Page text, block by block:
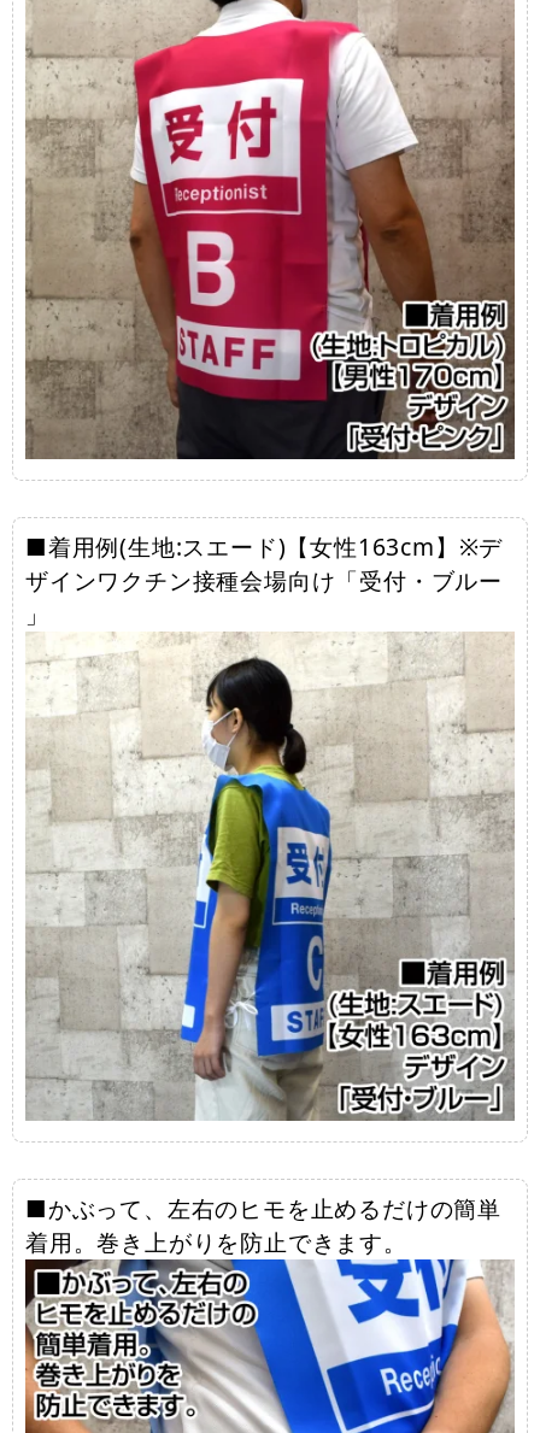
■着用例(生地:スエード)【女性163cm】※デ
ザインワクチン接種会場向け「受付・ブルー
」
■かぶって、左右のヒモを止めるだけの簡単
着用。巻き上がりを防止できます。